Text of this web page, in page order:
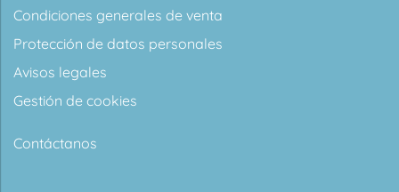
Condiciones generales de venta
Protección de datos personales
Avisos legales
Gestión de cookies
Contáctanos